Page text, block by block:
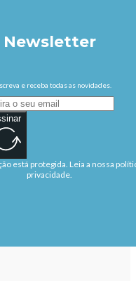
Newsletter
e receba todas as novidades.
está protegida. Leia a nossa
privacidade.